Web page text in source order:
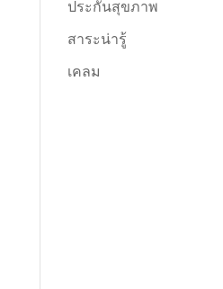
ประกันสุขภาพ
สาระน่ารู้
เคลม